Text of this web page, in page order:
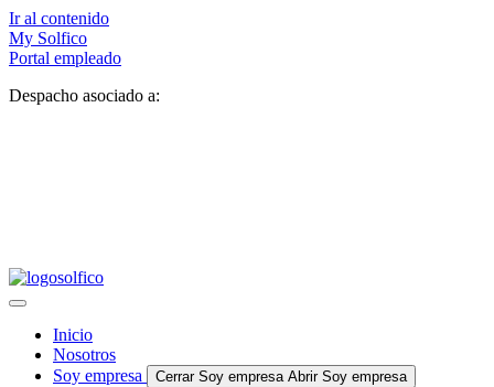
Ir al contenido
My Solfico
Portal empleado
Despacho asociado a:
Inicio
Nosotros
Soy empresa
Cerrar Soy empresa Abrir Soy empresa